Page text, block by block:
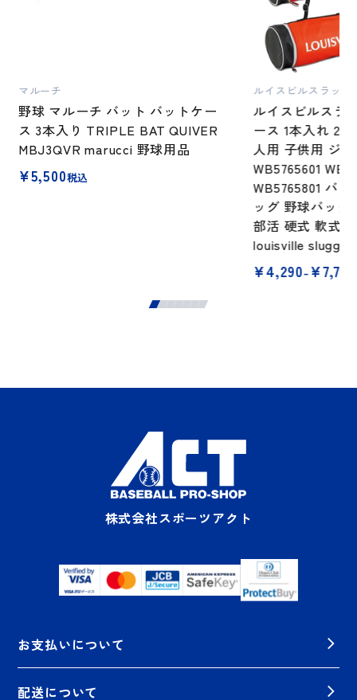
マルーチ
野球 マルーチ バット バットケー
ス 3本入り TRIPLE BAT QUIVER
MBJ3QVR marucci 野球用品
¥5,500税込
ルイスビルスラッガ
ルイスビルスラ
ース 1本入れ 2
人用 子供用 ジ
WB5765601
WB5765801 バ
ッグ 野球バッ
部活 硬式 軟式
louisville slugger
¥4,290–¥7,700
価
株式会社スポーツアクト
お支払いについて
配送について